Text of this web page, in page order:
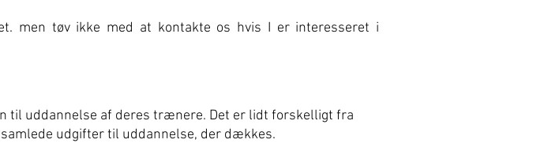
men tøv ikke med at kontakte os hvis I er interesseret i
til uddannelse af deres trænere. Det er lidt forskelligt fra
udgifter til uddannelse, der dækkes.